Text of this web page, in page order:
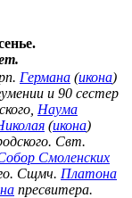
Германа (икона)
и 90 сестер
Наума
(икона)
Свт.
Смоленских
Сщмч. Платона
пресвитера.